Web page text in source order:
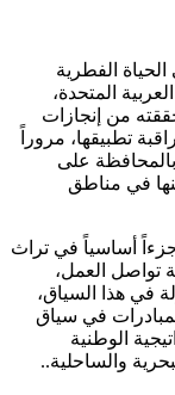
الفطرية
المتحدة،
من إنجازات
تطبيقها، مروراً
بالمحافظة على
في مناطق
جزءاً أساسياً في تراث
تواصل العمل،
في هذا السياق،
في سياق
الوطنية
والساحلية..